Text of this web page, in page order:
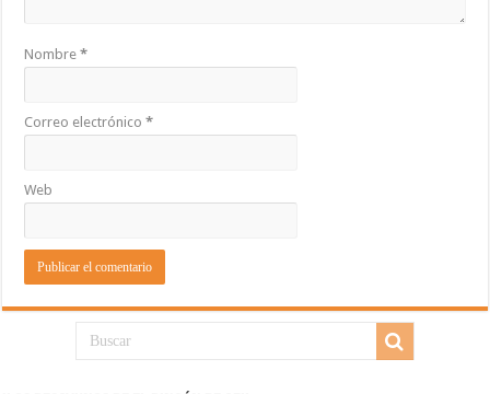
Nombre*
Correo electrónico*
Web